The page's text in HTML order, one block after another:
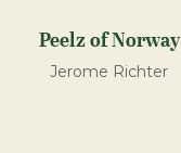
Peelz of Norway
Jerome Richter